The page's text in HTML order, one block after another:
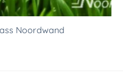
Noordwand